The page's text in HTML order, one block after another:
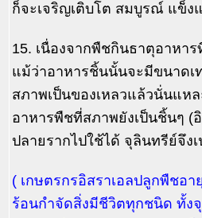
ก็จะเจริญเติบโต สมบูรณ์ แข็ง
15. เนื่องจากพืชกินธาตุอาหา
แม้ว่าอาหารชิ้นนั้นจะมีขนาดเ
สภาพเป็นของเหลวแล้วนั่นแห
อาหารพืชที่สภาพยังเป็นชิ้นๆ (
ปลายรากไปใช้ได้ จุลินทรีย์จึง
( เกษตรกรอิสราเอลปลูกพืชอ
ร้อนกำจัดสิ่งมีชีวิตทุกชนิด ทั้ง